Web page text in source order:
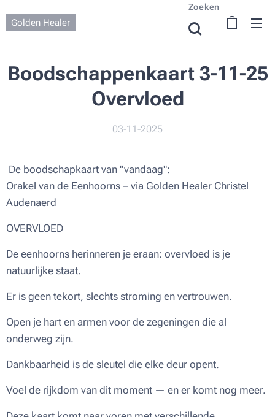
Golden Healer
Zoeken
Boodschappenkaart 3-11-25
Overvloed
03-11-2025
De boodschapkaart van "vandaag":
Orakel van de Eenhoorns – via Golden Healer Christel
Audenaerd
OVERVLOED
De eenhoorns herinneren je eraan: overvloed is je
natuurlijke staat.
Er is geen tekort, slechts stroming en vertrouwen.
Open je hart en armen voor de zegeningen die al
onderweg zijn.
Dankbaarheid is de sleutel die elke deur opent.
Voel de rijkdom van dit moment — en er komt nog meer.